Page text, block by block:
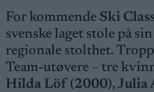
For kommende Ski
svenske laget stole på
regionale stolthet.
Team-utøvere – tre
Hilda Löf (2000), Julia